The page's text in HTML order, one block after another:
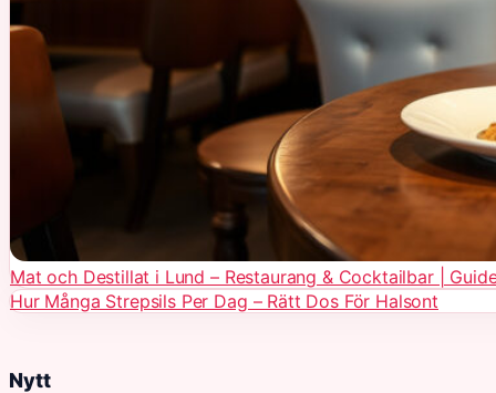
Mat och Destillat i Lund – Restaurang & Cocktailbar |
Hur Många Strepsils Per Dag – Rätt Dos För Halsont
Nytt